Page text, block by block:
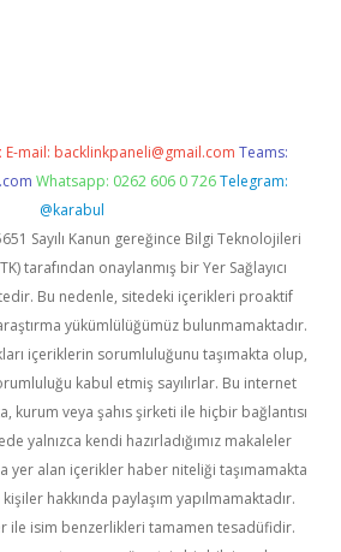
E-mail: backlinkpaneli@gmail.com Teams:
Whatsapp: 0262 606 0 726 Telegram:
@karabul
Sayılı Kanun gereğince Bilgi Teknolojileri
tarafından onaylanmış bir Yer Sağlayıcı
Bu nedenle, sitedeki içerikleri proaktif
yükümlülüğümüz bulunmamaktadır.
içeriklerin sorumluluğunu taşımakta olup,
kabul etmiş sayılırlar. Bu internet
kurum veya şahıs şirketi ile hiçbir bağlantısı
yalnızca kendi hazırladığımız makaleler
yer alan içerikler haber niteliği taşımamakta
hakkında paylaşım yapılmamaktadır.
ile isim benzerlikleri tamamen tesadüfidir.